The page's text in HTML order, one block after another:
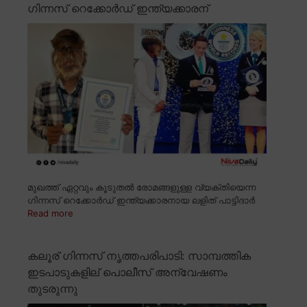
ഗിന്നസ് റെക്കോർഡ് ഇന്ത്യക്കാരന്
മുഖത്ത് ഏറ്റവും കൂടുതൽ രോമങ്ങളുള്ള വ്യക്തിയെന്ന
ഗിന്നസ് റെക്കോർഡ് ഇന്ത്യക്കാരനായ ലളിത് പാട്ടിദാർ
Read more
കലൂര് ഗിന്നസ് നൃത്തപരിപാടി: സാമ്പത്തിക
ഇടപാടുകളില് പൊലീസ് അന്വേഷണം
തുടരുന്നു